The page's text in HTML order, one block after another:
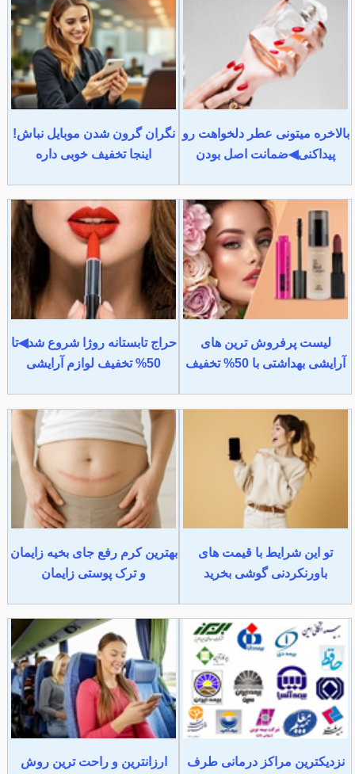
بالاخره میتونی عطر دلخواهت رو
پیداکنی◀ضمانت اصل بودن
نگران گرون شدن موبایل نباش!
اینجا تخفیف خوبی داره
لیست پرفروش ترین های
آرایشی بهداشتی با 50% تخفیف
حراج تابستانه روژا شروع شد◀تا
50% تخفیف لوازم آرایشی
تو این شرایط با قیمت های
باورنکردنی گوشی بخرید
بهترین کرم رفع جای بخیه زایمان
و ترک پوستی زایمان
نزدیکترین مراکز درمانی طرف ارزانترین و راحت ترین روش